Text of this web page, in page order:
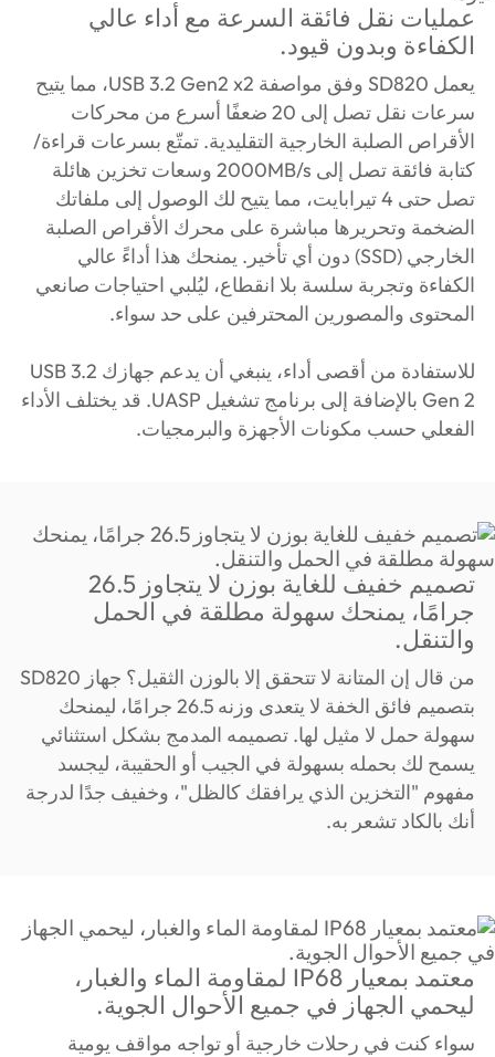
عمليات نقل فائقة السرعة مع أداء عالي
الكفاءة وبدون قيود.
يعمل SD820 وفق مواصفة USB 3.2 Gen2 x2، مما يتيح
سرعات نقل تصل إلى 20 ضعفًا أسرع من محركات
الأقراص الصلبة الخارجية التقليدية. تمتّع بسرعات قراءة/
كتابة فائقة تصل إلى 2000MB/s وسعات تخزين هائلة
تصل حتى 4 تيرابايت، مما يتيح لك الوصول إلى ملفاتك
الضخمة وتحريرها مباشرة على محرك الأقراص الصلبة
الخارجي (SSD) دون أي تأخير. يمنحك هذا أداءً عالي
الكفاءة وتجربة سلسة بلا انقطاع، ليُلبي احتياجات صانعي
المحتوى والمصورين المحترفين على حد سواء.
للاستفادة من أقصى أداء، ينبغي أن يدعم جهازك USB 3.2
Gen 2 بالإضافة إلى برنامج تشغيل UASP. قد يختلف الأداء
الفعلي حسب مكونات الأجهزة والبرمجيات.
تصميم خفيف للغاية بوزن لا يتجاوز 26.5
جرامًا، يمنحك سهولة مطلقة في الحمل
والتنقل.
من قال إن المتانة لا تتحقق إلا بالوزن الثقيل؟ جهاز SD820
بتصميم فائق الخفة لا يتعدى وزنه 26.5 جرامًا، ليمنحك
سهولة حمل لا مثيل لها. تصميمه المدمج بشكل استثنائي
يسمح لك بحمله بسهولة في الجيب أو الحقيبة، ليجسد
مفهوم "التخزين الذي يرافقك كالظل"، وخفيف جدًا لدرجة
أنك بالكاد تشعر به.
معتمد بمعيار IP68 لمقاومة الماء والغبار،
ليحمي الجهاز في جميع الأحوال الجوية.
سواء كنت في رحلات خارجية أو تواجه مواقف يومية